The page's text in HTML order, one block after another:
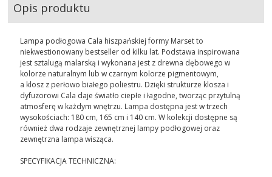
Opis produktu
Lampa podłogowa Cala hiszpańskiej formy Marset to
niekwestionowany bestseller od kilku lat. Podstawa inspirowana
jest sztalugą malarską i wykonana jest z drewna dębowego w
kolorze naturalnym lub w czarnym kolorze pigmentowym,
a klosz z perłowo białego poliestru. Dzięki strukturze klosza i
dyfuzorowi Cala daje światło ciepłe i łagodne, tworząc przytulną
atmosferę w każdym wnętrzu. Lampa dostępna jest w trzech
wysokościach: 180 cm, 165 cm i 140 cm. W kolekcji dostępne są
również dwa rodzaje zewnętrznej lampy podłogowej oraz
zewnętrzna lampa wisząca.
SPECYFIKACJA TECHNICZNA: